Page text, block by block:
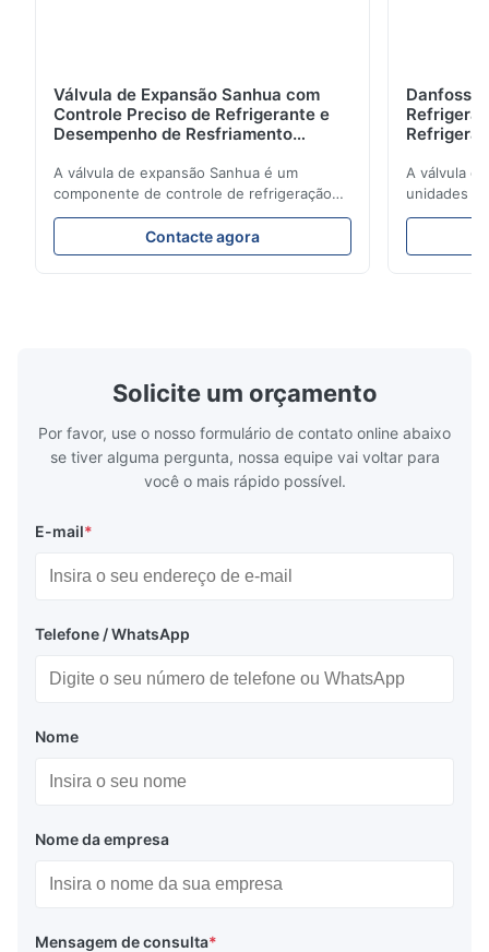
Válvula de Expansão Sanhua com
Controle Preciso de Refrigerante e
Desempenho de Resfriamento
Refrigeração Veicular
A válvula de expansão Sanhua é um
componente de controle de refrigeração
de alto desempenho projetado para
unidades de refrigeração de caminhões,
vans refrigeradas e sistemas de transporte
Contacte agora
Danfoss
A válvula
unidades
regula com
Solicite um orçamento
Por favor, use o nosso formulário de contato online abaixo
se tiver alguma pergunta, nossa equipe vai voltar para
você o mais rápido possível.
E-mail*
Telefone / WhatsApp
Nome
Nome da empresa
Mensagem de consulta*